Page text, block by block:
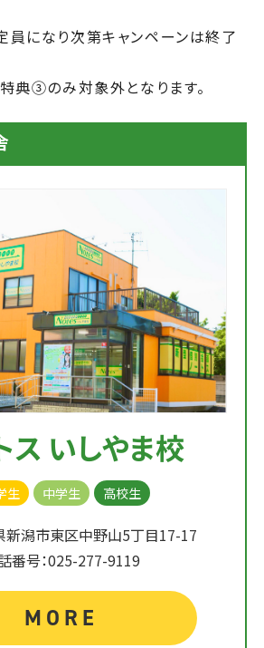
員になり次第キャンペーンは終了
典③のみ対象外となります。
ス いしやま校
生 中学生 高校生
新潟市東区中野山5丁目17-17
番号：025-277-9119
MORE